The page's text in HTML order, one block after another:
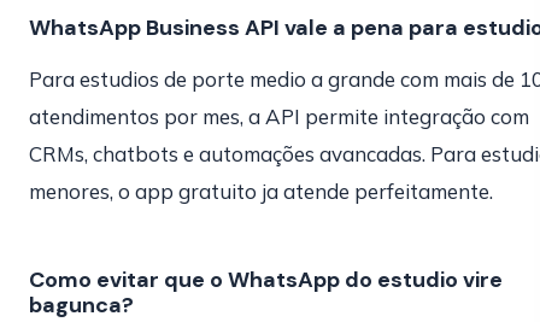
WhatsApp Business API vale a pena para
Para estudios de porte medio a grande com mais de
atendimentos por mes, a API permite integração com
CRMs, chatbots e automações avancadas. Para
menores, o app gratuito ja atende perfeitamente.
Como evitar que o WhatsApp do estudio vire
bagunca?